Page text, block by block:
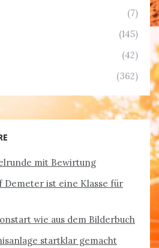
(7)
(145)
(42)
(362)
mit Bewirtung
Demeter ist eine Klasse für
wie aus dem Bilderbuch
startklar gemacht